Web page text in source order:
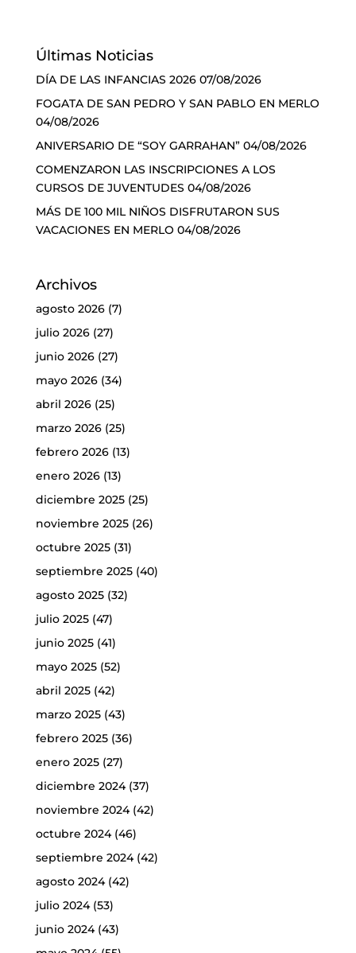
Últimas Noticias
DÍA DE LAS INFANCIAS 2026 07/08/2026
FOGATA DE SAN PEDRO Y SAN PABLO EN MERLO
04/08/2026
ANIVERSARIO DE “SOY GARRAHAN” 04/08/2026
COMENZARON LAS INSCRIPCIONES A LOS
CURSOS DE JUVENTUDES 04/08/2026
MÁS DE 100 MIL NIÑOS DISFRUTARON SUS
VACACIONES EN MERLO 04/08/2026
Archivos
agosto 2026(7)
julio 2026(27)
junio 2026(27)
mayo 2026(34)
abril 2026(25)
marzo 2026(25)
febrero 2026(13)
enero 2026(13)
diciembre 2025(25)
noviembre 2025(26)
octubre 2025(31)
septiembre 2025(40)
agosto 2025(32)
julio 2025(47)
junio 2025(41)
mayo 2025(52)
abril 2025(42)
marzo 2025(43)
febrero 2025(36)
enero 2025(27)
diciembre 2024(37)
noviembre 2024(42)
octubre 2024(46)
septiembre 2024(42)
agosto 2024(42)
julio 2024(53)
junio 2024(43)